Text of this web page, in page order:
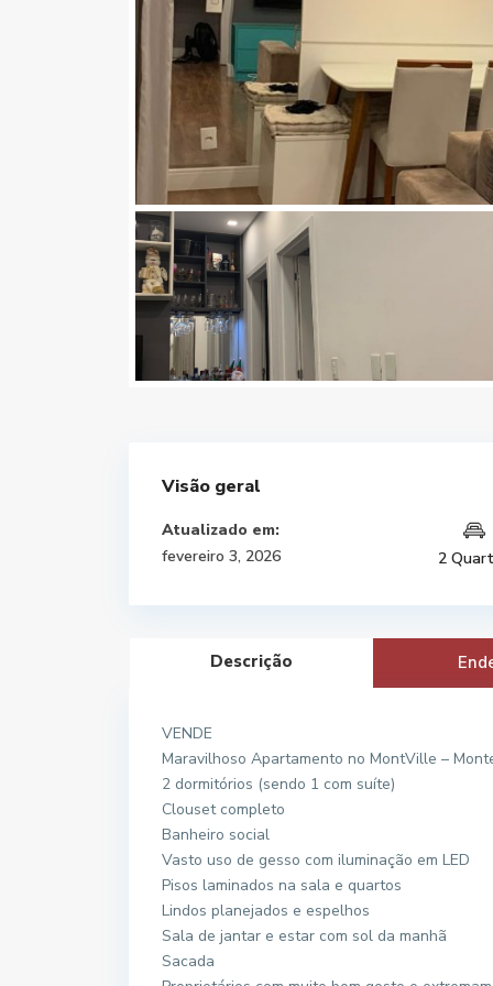
Visão geral
Atualizado em:
fevereiro 3, 2026
2
Descrição
VENDE
Maravilhoso Apartamento no MontVille –
2 dormitórios (sendo 1 com suíte)
Clouset completo
Banheiro social
Vasto uso de gesso com iluminação em LED
Pisos laminados na sala e quartos
Lindos planejados e espelhos
Sala de jantar e estar com sol da manhã
Sacada